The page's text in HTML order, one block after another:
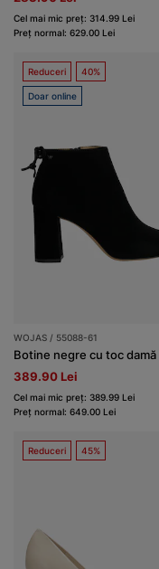
Cel mai mic preț: 314.99 Lei
Preț normal: 629.00 Lei
Reduceri 40%
Doar online
WOJAS / 55088-61
Botine negre cu toc damă
389.90 Lei
Cel mai mic preț: 389.99 Lei
Preț normal: 649.00 Lei
Reduceri 45%